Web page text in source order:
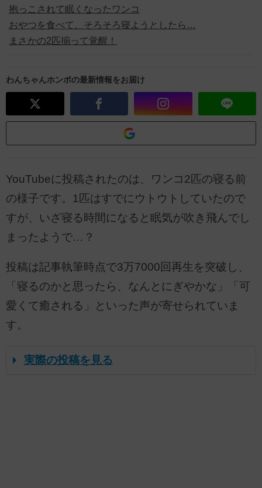
抱っこされて眠くなったワンコ
おやつを食べて、そろそろ寝ようとしたら…
まさかの2匹揃って覚醒！
わんちゃんホンポの最新情報をお届け
YouTubeに投稿されたのは、ワンコ2匹の寝る前
の様子です。1匹はすでにウトウトしていたので
すが、いざ寝る時間になると眠気が吹き飛んでし
まったようで…？
投稿は記事執筆時点で3万7000回再生を突破し、
「寝るのかと思ったら、なんとにぎやかな」「可
愛くて癒される」といった声が寄せられていま
す。
実際の投稿を見る